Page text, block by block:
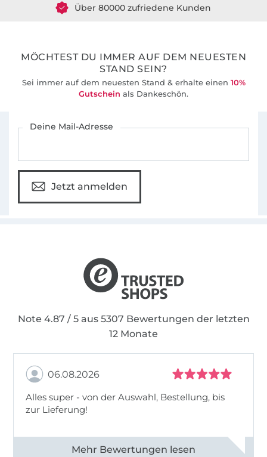
MÖCHTEST DU IMMER AUF DEM NEUESTEN
STAND SEIN?
Sei immer auf dem neuesten Stand & erhalte einen 10%
Gutschein als Dankeschön.
Deine Mail-Adresse
Jetzt anmelden
Note 4.87 / 5 aus 5307 Bewertungen der letzten
12 Monate
06.08.2026
Alles super - von der Auswahl, Bestellung, bis
zur Lieferung!
Alle 82968 Bewertungen ansehen